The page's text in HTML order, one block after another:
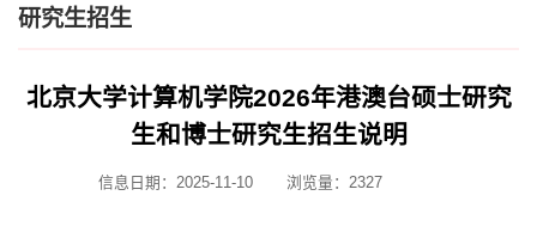
研究生招生
北京大学计算机学院2026年港澳台硕士研究
生和博士研究生招生说明
信息日期：2025-11-10 浏览量： 2327